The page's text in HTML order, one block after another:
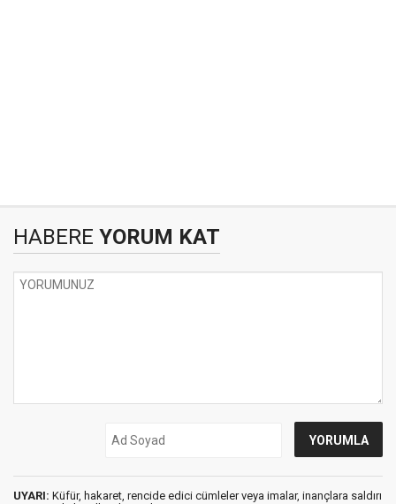
HABERE YORUM KAT
UYARI: Küfür, hakaret, rencide edici cümleler veya imalar, inançlara saldırı